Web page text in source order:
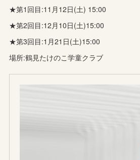
★第1回目:11月12日(土) 15:00
★第2回目:12月10日(土)15:00
★第3回目:1月21日(土)15:00
場所:鶴見たけのこ学童クラブ